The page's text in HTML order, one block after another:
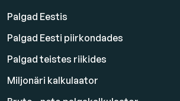
Palgad Eestis
Palgad Eesti piirkondades
Palgad teistes riikides
Miljonäri kalkulaator